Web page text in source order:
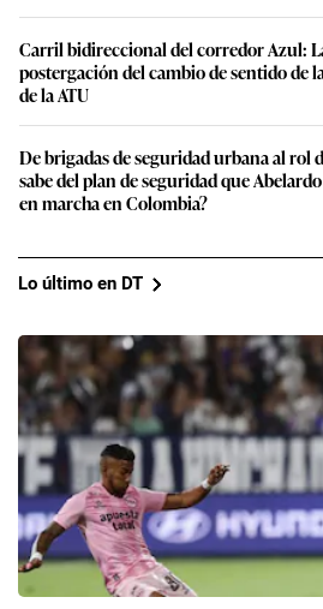
Carril bidireccional del corredor Azul:
postergación del cambio de sentido de
de la ATU
De brigadas de seguridad urbana al rol
sabe del plan de seguridad que
en marcha en Colombia?
Lo último en DT